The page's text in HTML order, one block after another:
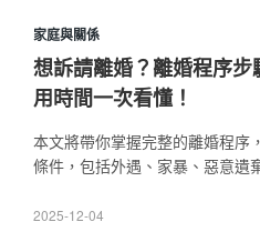
家庭與關係
想訴請離婚？離婚程序
用時間一次看懂！
本文將帶你掌握完整的離婚程序
條件，包括外遇、家暴、惡意遺
訴請離婚，歡迎與本所聯繫，讓
2025-12-04